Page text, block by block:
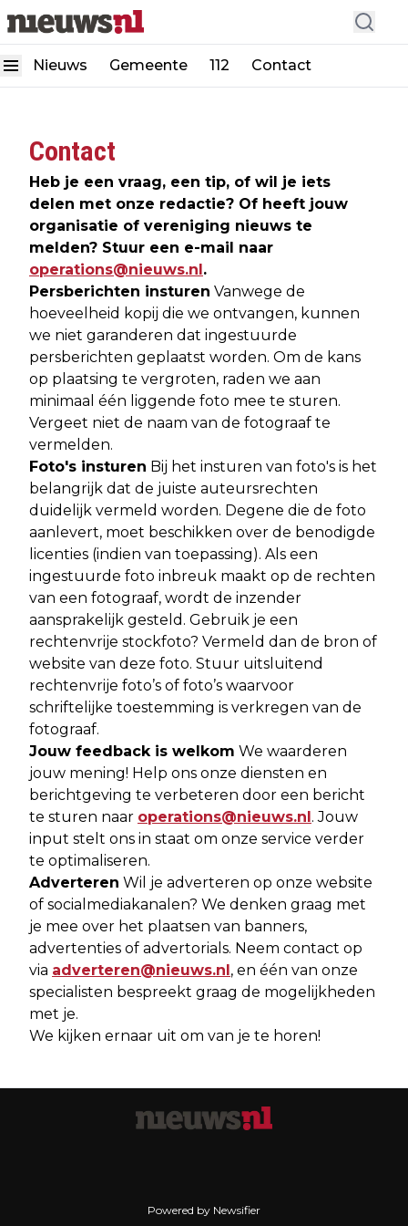
Nieuws Gemeente 112 Contact
Contact
Heb je een vraag, een tip, of wil je iets
delen met onze redactie? Of heeft jouw
organisatie of vereniging nieuws te
melden? Stuur een e-mail naar
operations@nieuws.nl.
Persberichten insturen Vanwege de
hoeveelheid kopij die we ontvangen, kunnen
we niet garanderen dat ingestuurde
persberichten geplaatst worden. Om de kans
op plaatsing te vergroten, raden we aan
minimaal één liggende foto mee te sturen.
Vergeet niet de naam van de fotograaf te
vermelden.
Foto's insturen Bij het insturen van foto's is het
belangrijk dat de juiste auteursrechten
duidelijk vermeld worden. Degene die de foto
aanlevert, moet beschikken over de benodigde
licenties (indien van toepassing). Als een
ingestuurde foto inbreuk maakt op de rechten
van een fotograaf, wordt de inzender
aansprakelijk gesteld. Gebruik je een
rechtenvrije stockfoto? Vermeld dan de bron of
website van deze foto. Stuur uitsluitend
rechtenvrije foto’s of foto’s waarvoor
schriftelijke toestemming is verkregen van de
fotograaf.
Jouw feedback is welkom We waarderen
jouw mening! Help ons onze diensten en
berichtgeving te verbeteren door een bericht
te sturen naar operations@nieuws.nl. Jouw
input stelt ons in staat om onze service verder
te optimaliseren.
Adverteren Wil je adverteren op onze website
of socialmediakanalen? We denken graag met
je mee over het plaatsen van banners,
advertenties of advertorials. Neem contact op
via adverteren@nieuws.nl, en één van onze
specialisten bespreekt graag de mogelijkheden
met je.
We kijken ernaar uit om van je te horen!
Powered by Newsifier